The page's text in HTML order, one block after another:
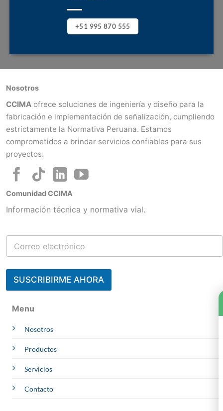
+51 995 870 555
Nosotros
CCIMA ofrece soluciones de ingeniería y diseño para la
fabricación e implementación de señalización, cumpliendo
estrictamente la Normativa Peruana. Estamos
comprometidos a brindar servicios confiables para sus
proyectos.
Menu
Nosotros
Productos
Servicios
Contacto
Comunidad CCIMA
Información técnica y normativa vial.
SUSCRIBIRME AHORA